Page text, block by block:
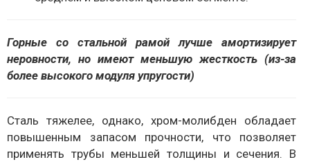
Горные со стальной рамой лучше амортизирует
неровности, но имеют меньшую жесткость (из-за
более высокого модуля упругости)
Сталь тяжелее, однако, хром-молибден обладает
повышенным запасом прочности, что позволяет
применять трубы меньшей толщины и сечения. В